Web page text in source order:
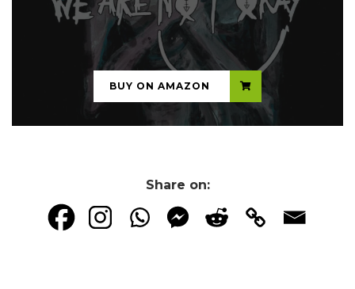
...
BUY ON AMAZON
Share on: